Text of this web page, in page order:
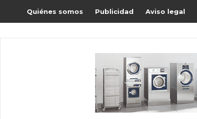
Quiénes somos Publicidad Aviso legal